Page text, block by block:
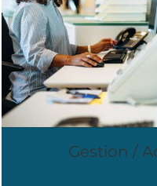
Gestion /